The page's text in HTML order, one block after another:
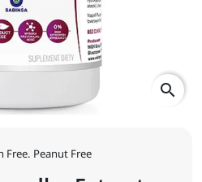
search
Free. Peanut Free